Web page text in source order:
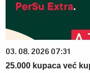
03. 08. 2026 07:31
25.000 kupaca već